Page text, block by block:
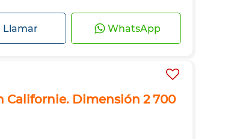
Llamar WhatsApp
Californie. Dimensión 2 700